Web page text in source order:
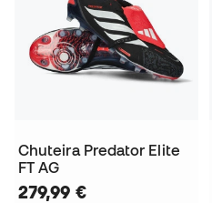
Chuteira Predator Elite
FT AG
279,99 €